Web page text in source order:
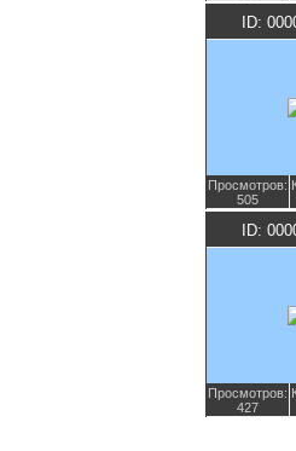
ID:
Просмотров:
505
ID:
Просмотров:
427